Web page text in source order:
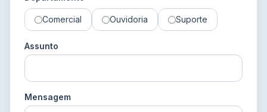
Comercial Ouvidoria Suporte
Assunto
Mensagem